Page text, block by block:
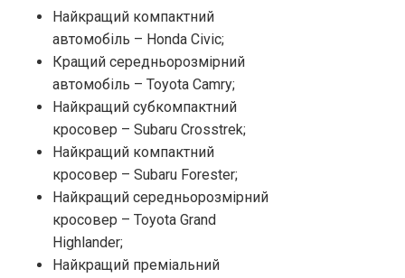
Найкращий компактний
автомобіль – Honda Civic;
Кращий середньорозмірний
автомобіль – Toyota Camry;
Найкращий субкомпактний
кросовер – Subaru Crosstrek;
Найкращий компактний
кросовер – Subaru Forester;
Найкращий середньорозмірний
кросовер – Toyota Grand
Highlander;
Найкращий преміальний